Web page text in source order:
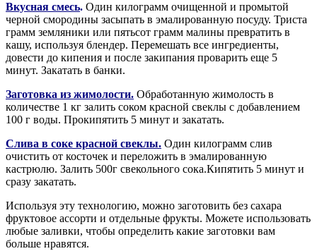
Вкусная смесь. Один килограмм очищенной и промытой
черной смородины засыпать в эмалированную посуду. Триста
грамм земляники или пятьсот грамм малины превратить в
кашу, используя блендер. Перемешать все ингредиенты,
довести до кипения и после закипания проварить еще 5
минут. Закатать в банки.
Заготовка из жимолости. Обработанную жимолость в
количестве 1 кг залить соком красной свеклы с добавлением
100 г воды. Прокипятить 5 минут и закатать.
Слива в соке красной свеклы. Один килограмм слив
очистить от косточек и переложить в эмалированную
кастрюлю. Залить 500г свекольного сока.Кипятить 5 минут и
сразу закатать.
Используя эту технологию, можно заготовить без сахара
фруктовое ассорти и отдельные фрукты. Можете использовать
любые заливки, чтобы определить какие заготовки вам
больше нравятся.